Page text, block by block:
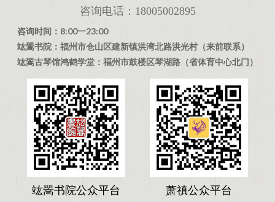
咨询电话：18005002895
咨询时间：8:00一23:00
竑翯书院：福州市仓山区建新镇洪湾北路洪光村（来前联系）
竑翯古琴馆鸿鹤学堂：福州市鼓楼区琴湖路（省体育中心北门）
竑翯书院公众平台 萧禛公众平台